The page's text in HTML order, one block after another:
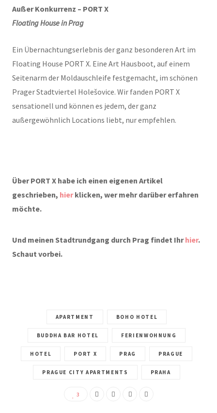
Außer Konkurrenz – PORT X
Floating House in Prag
Ein Übernachtungserlebnis der ganz besonderen Art im
Floating House PORT X. Eine Art Hausboot, auf einem
Seitenarm der Moldauschleife festgemacht, im schönen
Prager Stadtviertel Holešovice. Wir fanden PORT X
sensationell und können es jedem, der ganz
außergewöhnlich Locations liebt, nur empfehlen.
Über PORT X habe ich einen eigenen Artikel
geschrieben, hierklicken, wer mehr darüber erfahren
möchte.
Und meinen Stadtrundgang durch Prag findet Ihrhier.
Schaut vorbei.
APARTMENT BOHO HOTEL
BUDDHA BAR HOTEL FERIENWOHNUNG
HOTEL PORT X PRAG PRAGUE
PRAGUE CITY APARTMENTS PRAHA
3